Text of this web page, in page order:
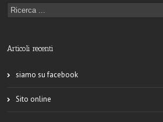
Articoli recenti
siamo su facebook
Sito online